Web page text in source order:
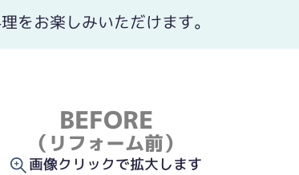
をお楽しみいただけます。
BEFORE
（リフォーム前）
画像クリックで拡大します